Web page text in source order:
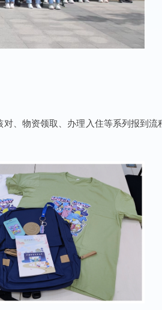
、物资领取、办理入住等系列报到